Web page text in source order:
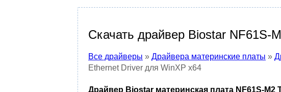
Скачать драйвер Biostar NF61S-
Все драйверы » Драйвера материнские платы »
Ethernet Driver для WinXP x64
Драйвер Biostar материнская плата NF61S-M2